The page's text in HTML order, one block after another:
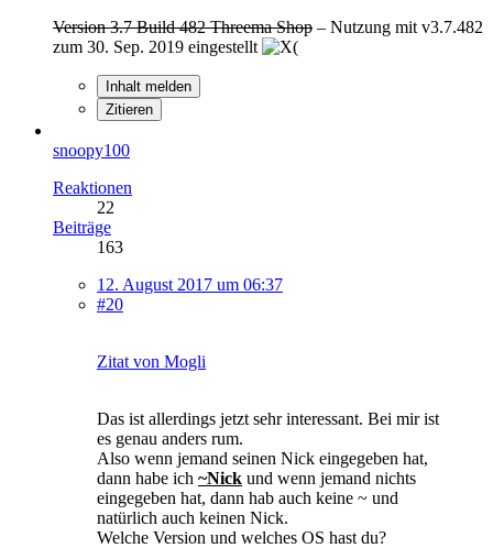
Version 3.7 Build 482 Threema Shop – Nutzung mit v3.7.482
zum 30. Sep. 2019 eingestellt
Inhalt melden
Zitieren
snoopy100
Reaktionen
22
Beiträge
163
12. August 2017 um 06:37
#20
Zitat von Mogli
Das ist allerdings jetzt sehr interessant. Bei mir ist
es genau anders rum.
Also wenn jemand seinen Nick eingegeben hat,
dann habe ich ~Nick und wenn jemand nichts
eingegeben hat, dann hab auch keine ~ und
natürlich auch keinen Nick.
Welche Version und welches OS hast du?